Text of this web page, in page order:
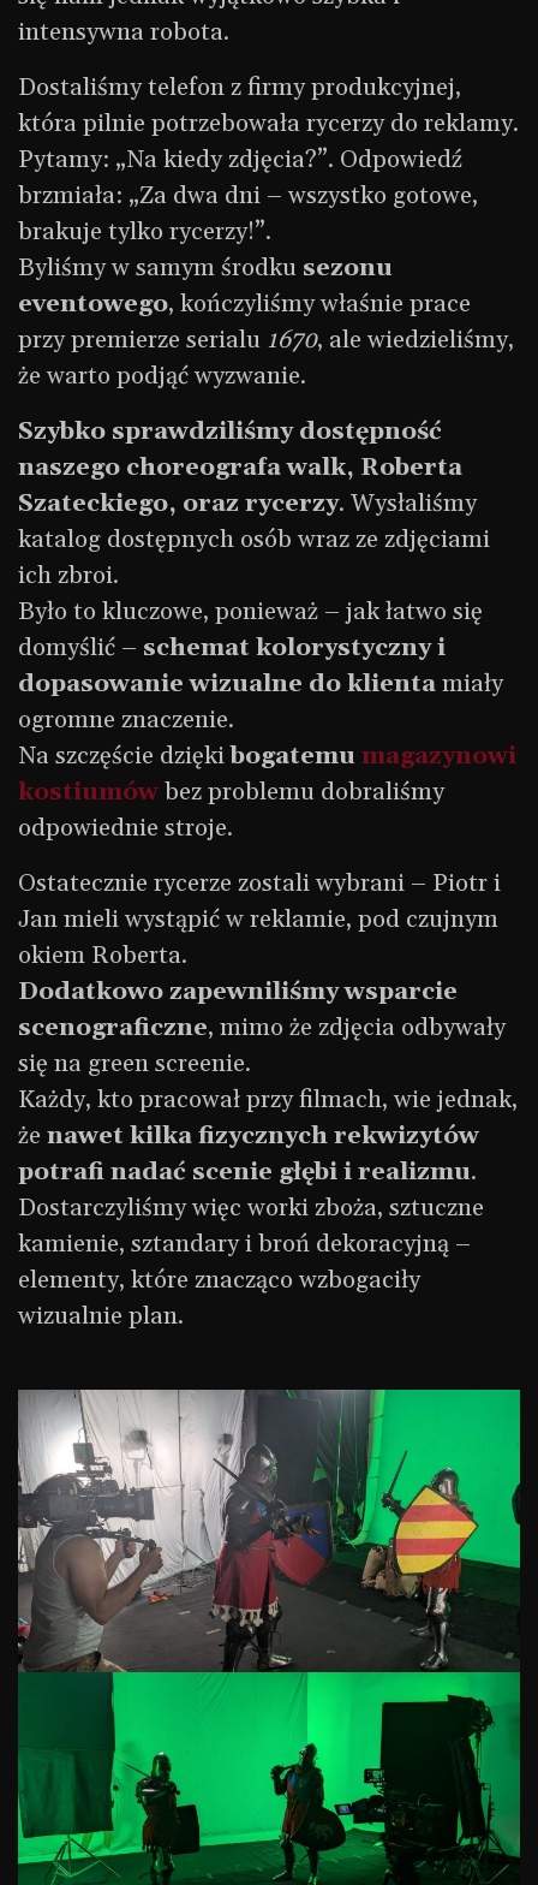
Czym są Sportowe Walki Rycerskie?
Sala treningowa
Treningi w CDSW
Treningi w Grodzisku Mazowieckim
Grupy treningowe
Harmonogram treningów
Sprawdź ranking
Cennik
Aktualności
Pokazy rycerskie
Wynajem sali
Wypożyczalnia
intensywna robota.
Dostaliśmy telefon z firmy produkcyjnej,
która pilnie potrzebowała rycerzy do reklamy.
Pytamy: „Na kiedy zdjęcia?”. Odpowiedź
brzmiała: „Za dwa dni – wszystko gotowe,
brakuje tylko rycerzy!”.
Byliśmy w samym środku sezonu
eventowego, kończyliśmy właśnie prace
przy premierze serialu 1670, ale wiedzieliśmy,
że warto podjąć wyzwanie.
Szybko sprawdziliśmy dostępność
naszego choreografa walk, Roberta
Szateckiego, oraz rycerzy. Wysłaliśmy
katalog dostępnych osób wraz ze zdjęciami
ich zbroi.
Było to kluczowe, ponieważ – jak łatwo się
domyślić – schemat kolorystyczny i
dopasowanie wizualne do klientamiały
ogromne znaczenie.
Na szczęście dziękibogatemumagazynowi
kostiumówbez problemu dobraliśmy
odpowiednie stroje.
Ostatecznie rycerze zostali wybrani – Piotr i
Jan mieli wystąpić w reklamie, pod czujnym
okiem Roberta.
Dodatkowo zapewniliśmy wsparcie
scenograficzne, mimo że zdjęcia odbywały
się na green screenie.
Każdy, kto pracował przy filmach, wie jednak,
że nawet kilka fizycznych rekwizytów
potrafi nadać scenie głębi i realizmu.
Dostarczyliśmy więc worki zboża, sztuczne
kamienie, sztandary i broń dekoracyjną –
elementy, które znacząco wzbogaciły
wizualnie plan.